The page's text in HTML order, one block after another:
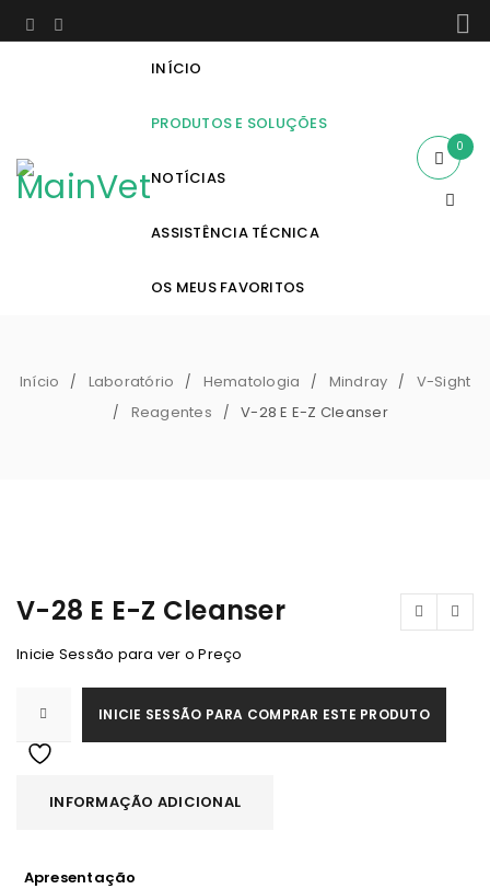
INÍCIO
PRODUTOS E SOLUÇÕES
NOTÍCIAS
ASSISTÊNCIA TÉCNICA
OS MEUS FAVORITOS
0
Início / Laboratório / Hematologia / Mindray / V-Sight
/ Reagentes / V-28 E E-Z Cleanser
V-28 E E-Z Cleanser
Inicie Sessão para ver o Preço
INICIE SESSÃO PARA COMPRAR ESTE PRODUTO
INFORMAÇÃO ADICIONAL
Apresentação